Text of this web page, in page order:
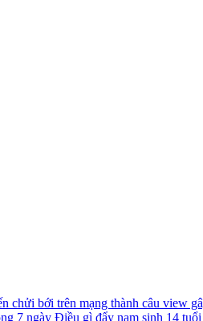
chửi bới trên mạng thành câu view
7 ngày Điều gì đẩy nam sinh 14